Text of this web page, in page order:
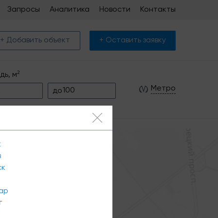
Запросы Аналитика Новости Контакты
+ Добавить объект + Оставить заявку
м2
до Метро